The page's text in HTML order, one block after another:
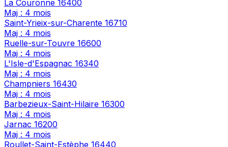
La Couronne 16400
Maj : 4 mois
Saint-Yrieix-sur-Charente 16710
Maj : 4 mois
Ruelle-sur-Touvre 16600
Maj : 4 mois
L'Isle-d'Espagnac 16340
Maj : 4 mois
Champniers 16430
Maj : 4 mois
Barbezieux-Saint-Hilaire 16300
Maj : 4 mois
Jarnac 16200
Maj : 4 mois
Roullet-Saint-Estèphe 16440